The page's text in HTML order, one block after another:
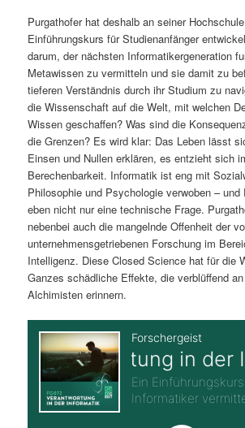
n
Purgathofer hat deshalb an seiner
Einführungskurs für Studienanfänger
darum, der nächsten Informatikergeneration
Metawissen zu vermitteln und sie damit zu
tieferen Verständnis durch ihr Studium zu
die Wissenschaft auf die Welt, mit welchen
Wissen geschaffen? Was sind die
die Grenzen? Es wird klar: Das Leben lässt
Einsen und Nullen erklären, es entzieht sich
Berechenbarkeit. Informatik ist eng mit
Philosophie und Psychologie verwoben – und
eben nicht nur eine technische Frage.
nebenbei auch die mangelnde Offenheit der
unternehmensgetriebenen Forschung im
Intelligenz. Diese Closed Science hat für die
Ganzes schädliche Effekte, die verblüffend
Alchimisten erinnern.